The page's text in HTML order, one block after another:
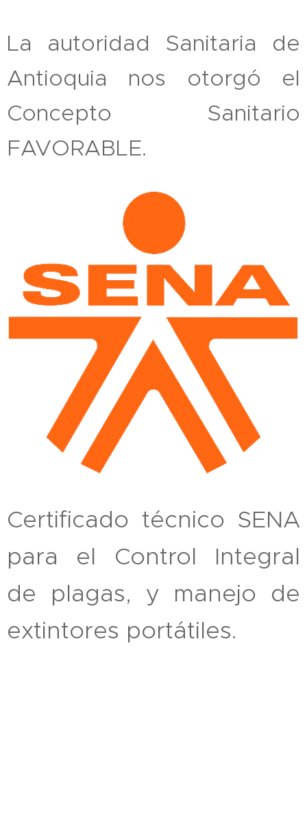
La autoridad Sanitaria de
Antioquia nos otorgó el
Concepto Sanitario
FAVORABLE.
Certificado técnico SENA
para el Control Integral
de plagas, y manejo de
extintores portátiles.